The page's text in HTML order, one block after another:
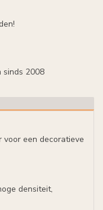
sinds 2008
voor een decoratieve
densiteit,